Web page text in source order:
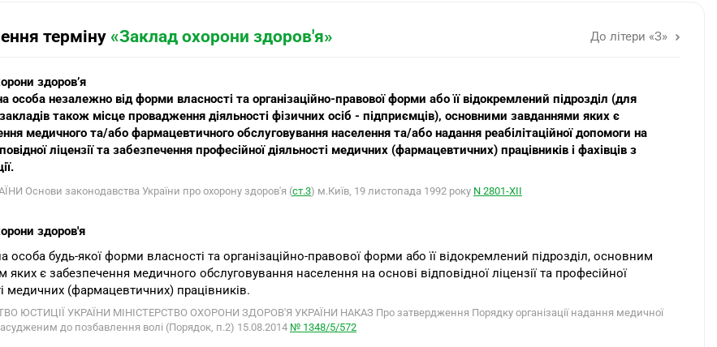
терміну «Заклад охорони здоров'я» До літери «З»
здоров’я
особа незалежно від форми власності та організаційно-правової форми або її відокремлений підрозділ (для
також місце провадження діяльності фізичних осіб - підприємців), основними завданнями яких є
медичного та/або фармацевтичного обслуговування населення та/або надання реабілітаційної допомоги на
ліцензії та забезпечення професійної діяльності медичних (фармацевтичних) працівників і фахівців з
Основи законодавства України про охорону здоров'я (ст.3) м.Київ, 19 листопада 1992 року N 2801-XII
здоров'я
особа будь-якої форми власності та організаційно-правової форми або її відокремлений підрозділ, основним
яких є забезпечення медичного обслуговування населення на основі відповідної ліцензії та професійної
медичних (фармацевтичних) працівників.
ЮСТИЦІЇ УКРАЇНИ МІНІСТЕРСТВО ОХОРОНИ ЗДОРОВ'Я УКРАЇНИ НАКАЗ Про затвердження Порядку організації надання медичної
до позбавлення волі (Порядок, п.2) 15.08.2014 № 1348/5/572